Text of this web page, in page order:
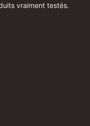
vraiment testés.